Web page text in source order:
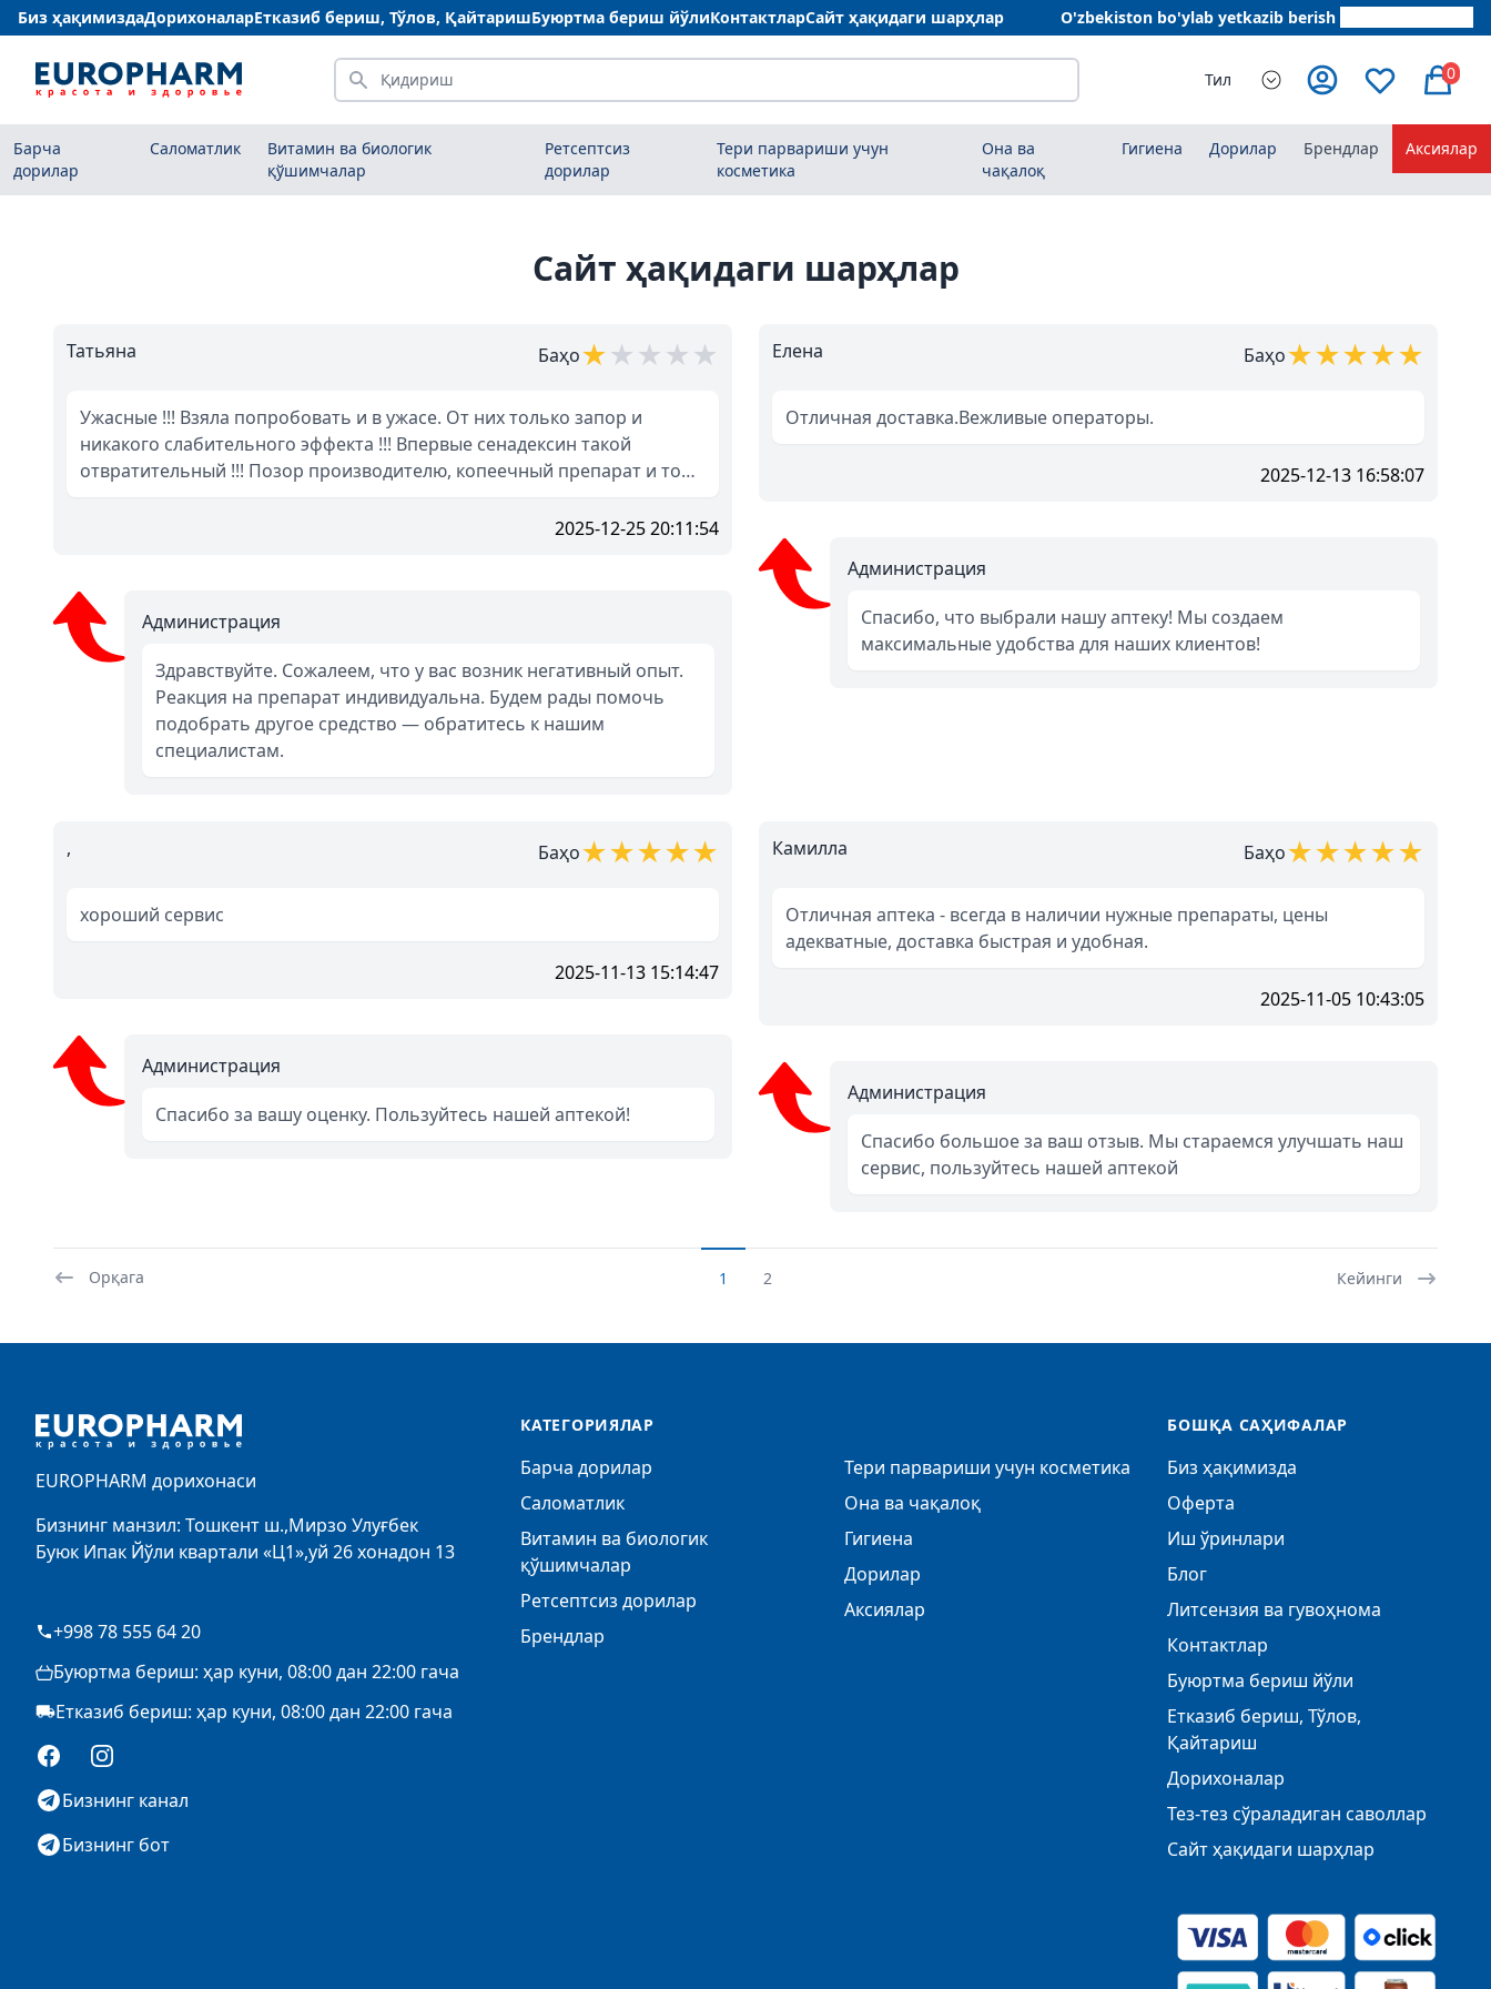
Биз ҳақимиздаДорихоналарЕтказиб бериш, Тўлов, ҚайтаришБуюртма бериш йўлиКонтактларСайт ҳақидаги шарҳлар O'zbekiston bo'ylab yetkazib berish
Қидириш Тил 0
Барча
дорилар
Саломатлик
Витамин ва биологик
қўшимчалар
Ретсептсиз
дорилар
Тери парвариши учун
косметика
Она ва
чақалоқ
Гигиена Дорилар Брендлар Аксиялар
Сайт ҳақидаги шарҳлар
Татьяна Баҳо★★★★★
Ужасные !!! Взяла попробовать и в ужасе. От них только запор и
никакого слабительного эффекта !!! Впервые сенадексин такой
отвратительный !!! Позор производителю, копеечный препарат и то
2025-12-25 20:11:54
Администрация
Здравствуйте. Сожалеем, что у вас возник негативный опыт.
Реакция на препарат индивидуальна. Будем рады помочь
подобрать другое средство — обратитесь к нашим
специалистам.
Елена Баҳо★★★★★
Отличная доставка.Вежливые операторы.
2025-12-13 16:58:07
Администрация
Спасибо, что выбрали нашу аптеку! Мы создаем
максимальные удобства для наших клиентов!
, Баҳо★★★★★
хороший сервис
2025-11-13 15:14:47
Администрация
Спасибо за вашу оценку. Пользуйтесь нашей аптекой!
Камилла Баҳо★★★★★
Отличная аптека - всегда в наличии нужные препараты, цены
адекватные, доставка быстрая и удобная.
2025-11-05 10:43:05
Администрация
Спасибо большое за ваш отзыв. Мы стараемся улучшать наш
сервис, пользуйтесь нашей аптекой
Орқага 1 2 Кейинги
EUROPHARM дорихонаси
Бизнинг манзил: Тошкент ш.,Мирзо Улуғбек
Буюк Ипак Йўли квартали «Ц1»,уй 26 хонадон 13
+998 78 555 64 20
Буюртма бериш: ҳар куни, 08:00 дан 22:00 гача
Етказиб бериш: ҳар куни, 08:00 дан 22:00 гача
FacebookInstagram
Бизнинг канал
Бизнинг бот
КАТЕГОРИЯЛАР
Барча дорилар
Саломатлик
Витамин ва биологик
қўшимчалар
Ретсептсиз дорилар
Брендлар
Тери парвариши учун косметика
Она ва чақалоқ
Гигиена
Дорилар
Аксиялар
БОШҚА САҲИФАЛАР
Биз ҳақимизда
Оферта
Иш ўринлари
Блог
Литсензия ва гувоҳнома
Контактлар
Буюртма бериш йўли
Етказиб бериш, Тўлов,
Қайтариш
Дорихоналар
Тез-тез сўраладиган саволлар
Сайт ҳақидаги шарҳлар